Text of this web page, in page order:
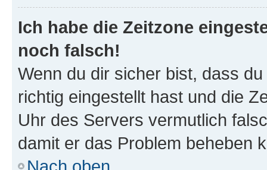
Ich habe die Zeitzone
noch falsch!
Wenn du dir sicher bist, dass
richtig eingestellt hast und die
Uhr des Servers vermutlich
damit er das Problem beheben
Nach oben